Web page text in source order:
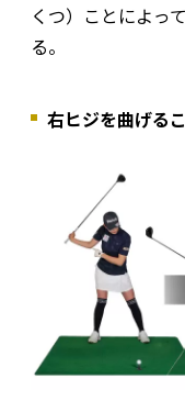
くつ）ことによっ
る。
右ヒジを曲げる